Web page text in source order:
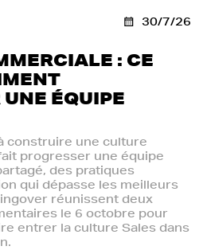
30/7/26
: CE
UNE ÉQUIPE
construire une culture
progresser une équipe
des pratiques
qui dépasse les meilleurs
réunissent deux
le 6 octobre pour
entrer la culture Sales dans